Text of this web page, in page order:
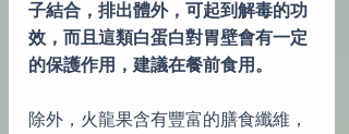
子結合，排出體外，可起到解毒的功
效，而且這類白蛋白對胃壁會有一定
的保護作用，建議在餐前食用。
除外，火龍果含有豐富的膳食纖維，